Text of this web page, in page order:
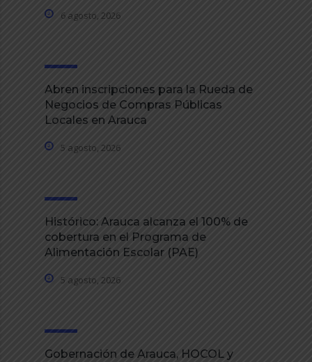
6 agosto, 2026
Abren inscripciones para la Rueda de
Negocios de Compras Públicas
Locales en Arauca
5 agosto, 2026
Histórico: Arauca alcanza el 100% de
cobertura en el Programa de
Alimentación Escolar (PAE)
5 agosto, 2026
Gobernación de Arauca, HOCOL y